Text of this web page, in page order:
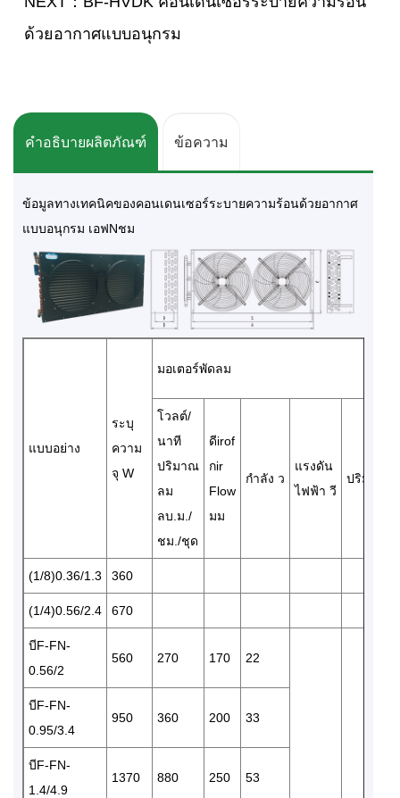
ด้วยอากาศแบบอนุกรม
คำอธิบายผลิตภัณฑ์ ข้อความ
ข้อมูลทางเทคนิคของคอนเดนเซอร์ระบายความร้อนด้วยอากาศ
แบบอนุกรม เอฟNชม
แบบอย่าง
ระบุ
ความ
จุ W
มอเตอร์พัดลม
โวลต์/
นาที
ปริมาณ
ลม
ลบ.ม./
ชม./ชุด
ดีirof
กir
Flow
มม
กำลัง ว
แรงดัน
ไฟฟ้า วี
ปริมาณ
(1/8)0.36/1.3 360
(1/4)0.56/2.4 670
บีF-FN-
0.56/2
560 270 170 22
บีF-FN-
0.95/3.4
950 360 200 33
บีF-FN-
1.4/4.9
1370 880 250 53